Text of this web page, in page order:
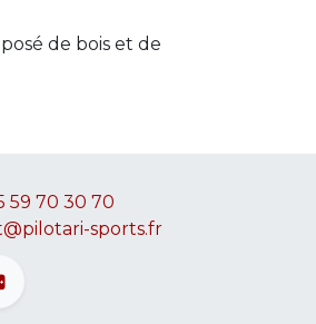
de bois et de
59 70 30 70
sports.fr